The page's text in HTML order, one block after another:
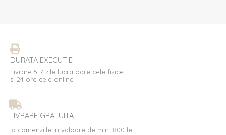
DURATA EXECUTIE
Livrare 5-7 zile lucratoare cele fizice
si 24 ore cele online
LIVRARE GRATUITA
la comenziile in valoare de min. 800 lei